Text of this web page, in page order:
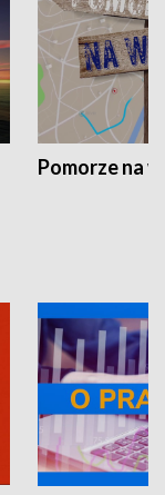
Pomorze na